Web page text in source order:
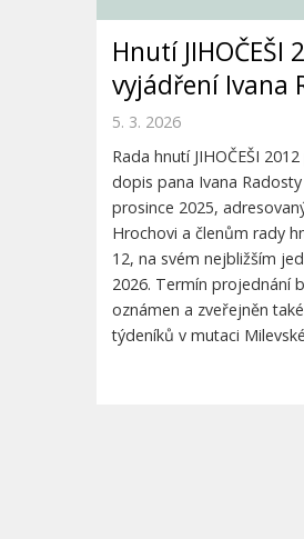
Hnutí JIHOČEŠI
vyjádření Ivana
5. 3. 2026
Rada hnutí JIHOČEŠI
dopis pana Ivana
prosince 2025,
Hrochovi a členům rady
12, na svém nejbližším
2026. Termín projednání
oznámen a zveřejněn
týdeníků v mutaci